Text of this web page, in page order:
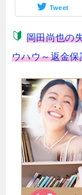
Tweet
岡田尚也の
ウハウ～返金保